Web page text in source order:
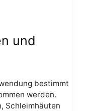
und
bestimmt
werden.
Schleimhäuten